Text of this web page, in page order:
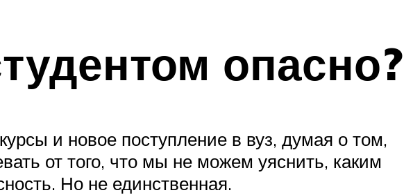
опасно?
и новое поступление в вуз, думая о том,
от того, что мы не можем уяснить, каким
Но не единственная.